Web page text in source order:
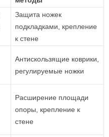
Защита ножек
подкладками, крепление
к стене
Антискользящие коврики,
регулируемые ножки
Расширение площади
опоры, крепление к
стене